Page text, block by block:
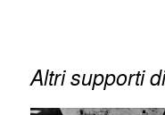
Altri supporti